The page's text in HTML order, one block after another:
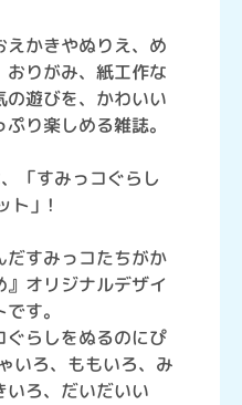
えかきやぬりえ、め
りがみ、紙工作な
の遊びを、かわいい
り楽しめる雑誌。
「すみっコぐらし
ト」!
だすみっコたちがか
オリジナルデザイ
す。
ぐらしをぬるのにぴ
いろ、ももいろ、み
いろ、だいだいい